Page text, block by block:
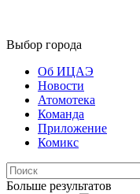
Выбор города
Об ИЦАЭ
Новости
Атомотека
Команда
Приложение
Комикс
Больше результатов